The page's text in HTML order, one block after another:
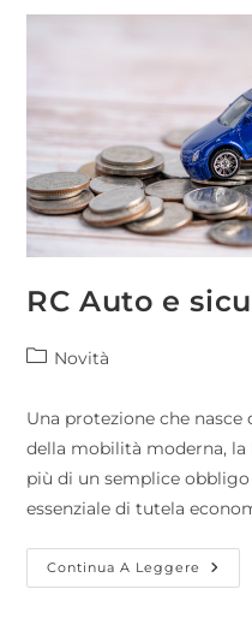
RC Auto e
Novità
Una protezione che
della mobilità moderna,
più di un semplice
essenziale di tutela
Continua A Leggere